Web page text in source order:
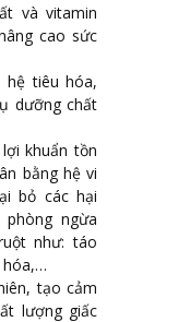
và vitamin
cao sức
hệ tiêu hóa,
dưỡng chất
khuẩn tồn
bằng hệ vi
bỏ các hại
ngừa
như: táo
hóa,…
tạo cảm
lượng giấc